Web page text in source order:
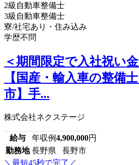
2級自動車整備士
3級自動車整備士
寮/社宅あり・住み込み
学歴不問
＜期間限定で入社祝い
【国産・輸入車の整備
市】手...
株式会社ネクステージ
給与 年収例4,900,000円
勤務地 長野県 長野市
＼最短45秒で完了／